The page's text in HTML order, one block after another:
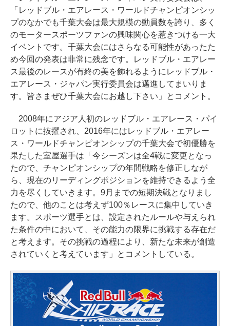
「レッドブル・エアレース・ワールドチャンピオンシッ
プのなかでも千葉大会は最大規模の動員数を誇り、多く
のモータースポーツファンの興味関心を惹きつける一大
イベントです。千葉大会にはさらなる可能性があったた
め今回の発表は非常に残念です。レッドブル・エアレー
ス最後のレースが有終の美を飾れるようにレッドブル・
エアレース・ジャパン実行委員会は邁進してまいりま
す。皆さまぜひ千葉大会にお越し下さい」とコメント。
2008年にアジア人初のレッドブル・エアレース・パイ
ロットに抜擢され、2016年にはレッドブル・エアレー
ス・ワールドチャンピオンシップの千葉大会で初優勝を
果たした室屋選手は「今シーズンは全4戦に変更となっ
たので、チャンピオンシップの年間戦略を修正しなが
ら、現在のリーディングポジションを維持できるよう全
力を尽くしていきます。9月までの短期決戦となりまし
たので、他のことは考えず100％レースに集中していき
ます。スポーツ選手とは、設定されたルールや与えられ
た条件の中において、その能力の限界に挑戦する存在だ
と考えます。その挑戦の過程により、新たな未来が創造
されていくと考えています」とコメントしている。